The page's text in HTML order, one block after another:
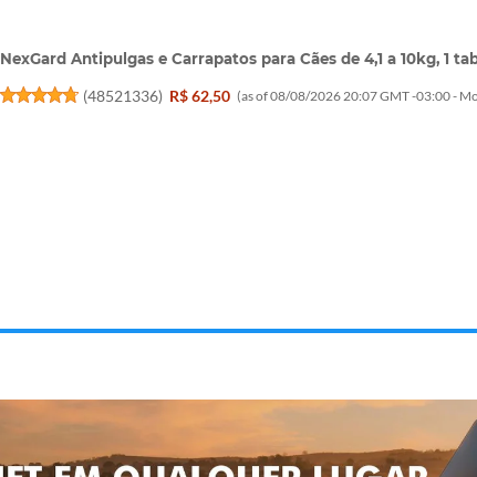
NexGard Antipulgas e Carrapatos para Cães de 4,1 a 10kg, 1
(48521336) R$ 62,50 (as of 08/08/2026 20:07 GMT -03:00 -